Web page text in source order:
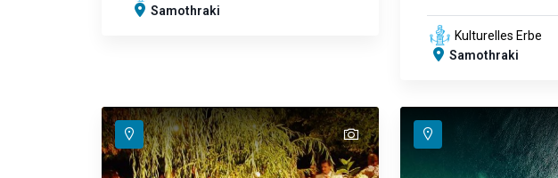
Samothraki
Kulturelles Erbe
Samothraki
text